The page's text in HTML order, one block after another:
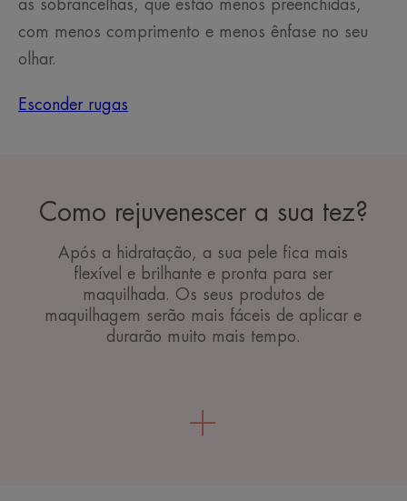
as sobrancelhas, que estão menos preenchidas,
com menos comprimento e menos ênfase no seu
olhar.
Esconder rugas
Como rejuvenescer a sua tez?
Após a hidratação, a sua pele fica mais
flexível e brilhante e pronta para ser
maquilhada. Os seus produtos de
maquilhagem serão mais fáceis de aplicar e
durarão muito mais tempo.